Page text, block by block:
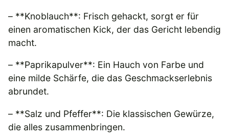
– **Knoblauch**: Frisch gehackt, sorgt er für
einen aromatischen Kick, der das Gericht lebendig
macht.
– **Paprikapulver**: Ein Hauch von Farbe und
eine milde Schärfe, die das Geschmackserlebnis
abrundet.
– **Salz und Pfeffer**: Die klassischen Gewürze,
die alles zusammenbringen.